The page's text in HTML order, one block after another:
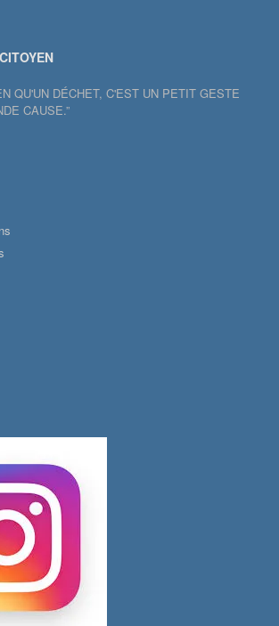
QU'UN DÉCHET, C'EST UN PETIT GESTE
CAUSE.”